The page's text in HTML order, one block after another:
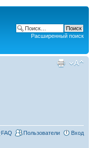
Расширенный поиск
FAQ Пользователи Вход